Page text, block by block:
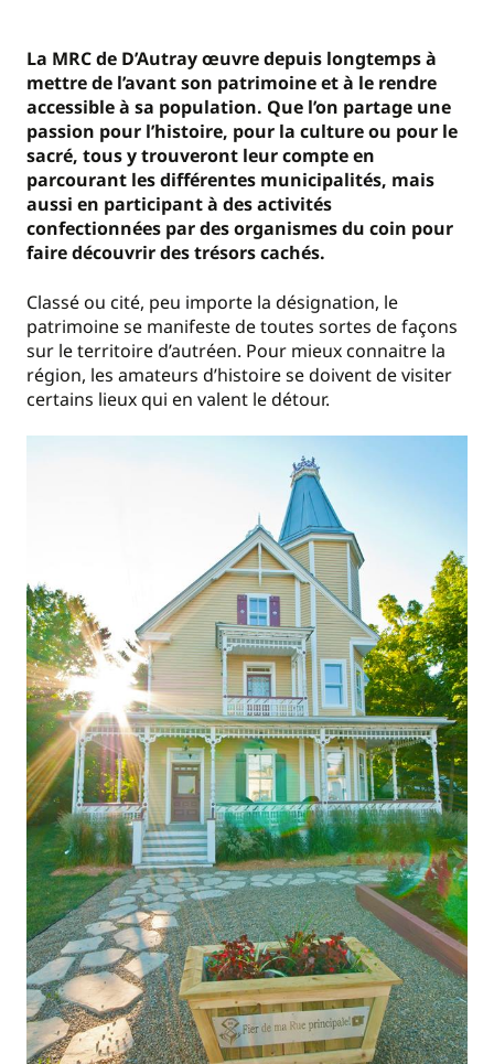
La MRC de D’Autray œuvre depuis longtemps à
mettre de l’avant son patrimoine et à le rendre
accessible à sa population. Que l’on partage une
passion pour l’histoire, pour la culture ou pour le
sacré, tous y trouveront leur compte en
parcourant les différentes municipalités, mais
aussi en participant à des activités
confectionnées par des organismes du coin pour
faire découvrir des trésors cachés.
Classé ou cité, peu importe la désignation, le
patrimoine se manifeste de toutes sortes de façons
sur le territoire d’autréen. Pour mieux connaitre la
région, les amateurs d’histoire se doivent de visiter
certains lieux qui en valent le détour.